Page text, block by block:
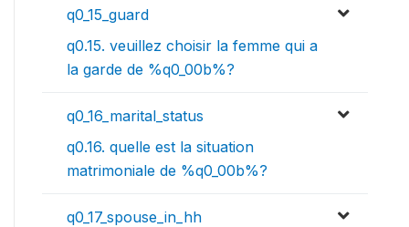
q0_15_guard
q0.15. veuillez choisir la femme qui a
la garde de %q0_00b%?
q0_16_marital_status
q0.16. quelle est la situation
matrimoniale de %q0_00b%?
q0_17_spouse_in_hh